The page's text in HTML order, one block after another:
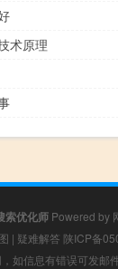
术原理
索优化师 Powered by
| 疑难解答 陕ICP备
如信息有错误可发邮